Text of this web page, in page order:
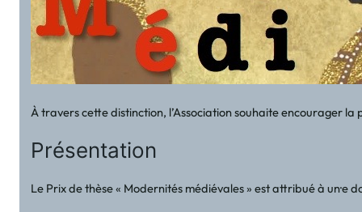
À travers cette distinction, l’Association souhaite encourager
Présentation
Le Prix de thèse « Modernités médiévales » est attribué à